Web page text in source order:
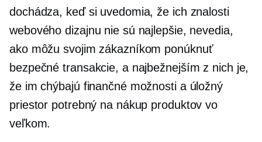
dochádza, keď si uvedomia, že ich znalosti
webového dizajnu nie sú najlepšie, nevedia,
ako môžu svojim zákazníkom ponúknuť
bezpečné transakcie, a najbežnejším z nich je,
že im chýbajú finančné možnosti a úložný
priestor potrebný na nákup produktov vo
veľkom.